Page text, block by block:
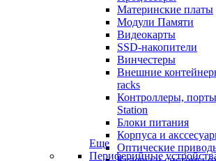
Материнские платы
Модули Памяти
Видеокарты
SSD-накопители
Винчестеры
Внешние
racks
Контроллеры,
Station
Блоки питания
Корпуса и
Оптические
Еще
Периферийные